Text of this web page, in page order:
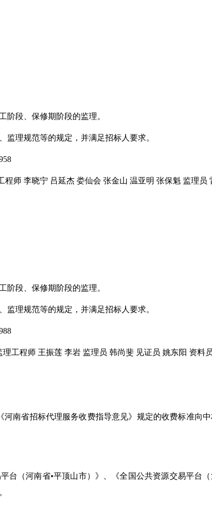
阶段、保修期阶段的监理。
监理规范等的规定，并满足招标人要求。
程师 李晓宁 吕延杰 娄仙会 张金山 温亚明 张保魁 监理员
阶段、保修期阶段的监理。
监理规范等的规定，并满足招标人要求。
工程师 王振莲 李岩 监理员 韩尚斐 见证员 姚东阳 资料
河南省招标代理服务收费指导意见》规定的收费标准向
台（河南省•平顶山市）》、《全国公共资源交易平台